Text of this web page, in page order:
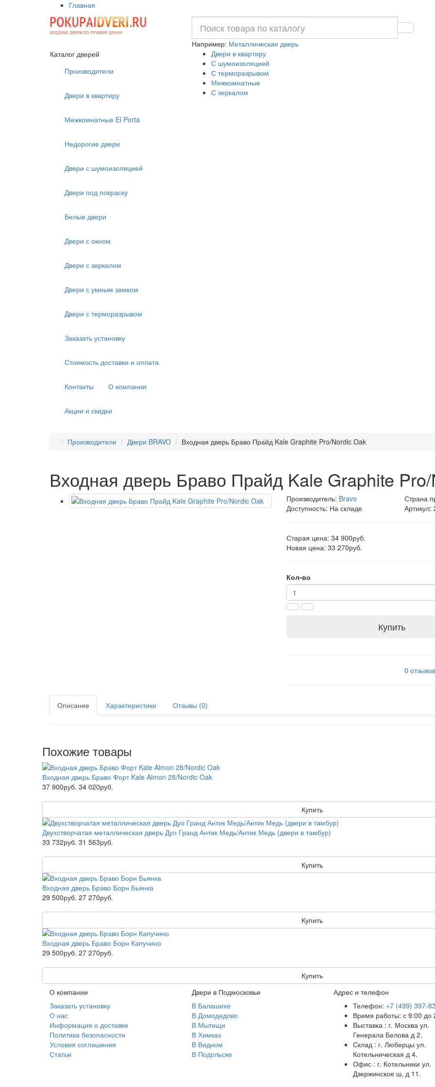
Главная
Например: Металлическая дверь
Двери в квартиру
С шумоизоляцией
С терморазрывом
Межкомнатные
С зеркалом
Каталог дверей
Производители
Двери в квартиру
Межкомнатные El Porta
Недорогие двери
Двери с шумоизоляцией
Двери под покраску
Белые двери
Двери с окном
Двери с зеркалом
Двери с умным замком
Двери с терморазрывом
Заказать установку
Стоимость доставки и оплата
Контакты О компании
Акции и скидки
Производители Двери BRAVO Входная дверь Браво Прайд Kale Graphite Pro/Nordic Oak
Входная дверь Браво Прайд Kale Graphite
Производитель: Bravo
Страна
Доступность: На складе
Артикул:
Старая цена: 34 900руб.
Новая цена: 33 270руб.
Кол-во
Купить
0
Описание Характеристики Отзывы (0)
Похожие товары
Входная дверь Браво Форт Kale Almon 28/Nordic Oak
37 900руб. 34 020руб.
Купить
Двухстворчатая металлическая дверь Дуо Гранд Антик Медь/Антик Медь (двери в тамбур)
33 732руб. 31 563руб.
Купить
Входная дверь Браво Борн Бьянка
29 500руб. 27 270руб.
Купить
Входная дверь Браво Борн Капучино
29 500руб. 27 270руб.
Купить
О компании
Заказать установку
О нас
Информация о доставке
Политика безопасности
Условия соглашения
Статьи
Двери в Подмосковье
В Балашихе
В Домодедово
В Мытищи
В Химках
В Видном
В Подольске
Адрес и телефон
Телефон: +7 (499) 397-
Время работы: с 9:00 до
Выставка : г. Москва ул.
Генерала Белова д 2.
Склад : г. Люберцы ул.
Котельническая д 4.
Офис : г. Котельники ул.
Дзержинское ш, д 11.